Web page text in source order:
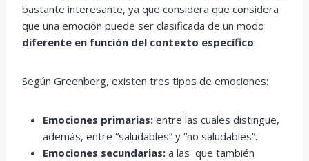
bastante interesante, ya que considera que considera
que una emoción puede ser clasificada de un modo
diferente en función del contexto específico.
Según Greenberg, existen tres tipos de emociones:
Emociones primarias: entre las cuales distingue,
además, entre “saludables” y “no saludables”.
Emociones secundarias: a las que también